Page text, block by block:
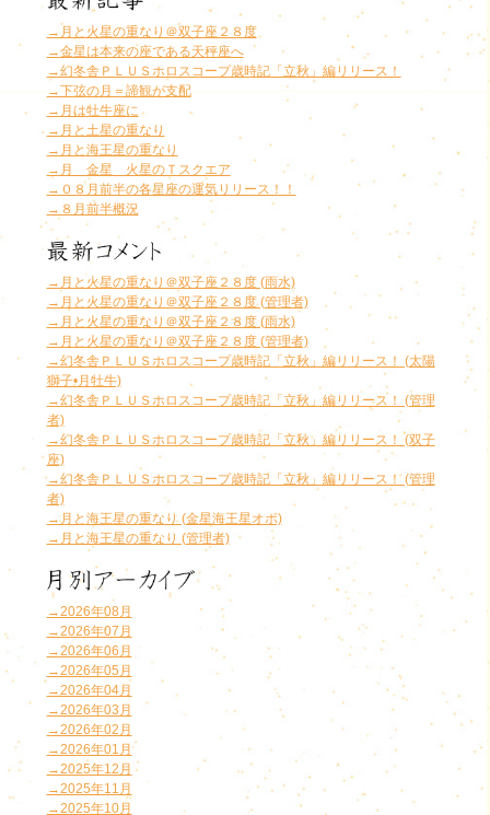
→月と火星の重なり＠双子座２８度
→金星は本来の座である天秤座へ
→幻冬舎ＰＬＵＳホロスコープ歳時記「立秋」編リリース！
→下弦の月＝諦観が支配
→月は牡牛座に
→月と土星の重なり
→月と海王星の重なり
→月 金星 火星のＴスクエア
→０８月前半の各星座の運気リリース！！
→８月前半概況
→月と火星の重なり＠双子座２８度 (雨水)
→月と火星の重なり＠双子座２８度 (管理者)
→月と火星の重なり＠双子座２８度 (雨水)
→月と火星の重なり＠双子座２８度 (管理者)
→幻冬舎ＰＬＵＳホロスコープ歳時記「立秋」編リリース！ (太陽
獅子•月牡牛)
→幻冬舎ＰＬＵＳホロスコープ歳時記「立秋」編リリース！ (管理
者)
→幻冬舎ＰＬＵＳホロスコープ歳時記「立秋」編リリース！ (双子
座)
→幻冬舎ＰＬＵＳホロスコープ歳時記「立秋」編リリース！ (管理
者)
→月と海王星の重なり (金星海王星オポ)
→月と海王星の重なり (管理者)
→2026年08月
→2026年07月
→2026年06月
→2026年05月
→2026年04月
→2026年03月
→2026年02月
→2026年01月
→2025年12月
→2025年11月
→2025年10月